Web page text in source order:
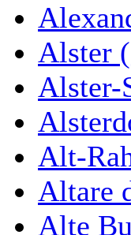
Alster
Alster-
Alt-
Altare
Alte